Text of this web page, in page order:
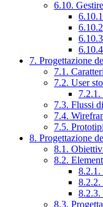
6.10.
7. Progettazione
7.1.
7.2. User
7.2.1.
7.3. Flussi
7.4.
7.5.
8. Progettazione
8.1.
8.2.
8.2.1.
8.2.2.
8.2.3.
8.3.